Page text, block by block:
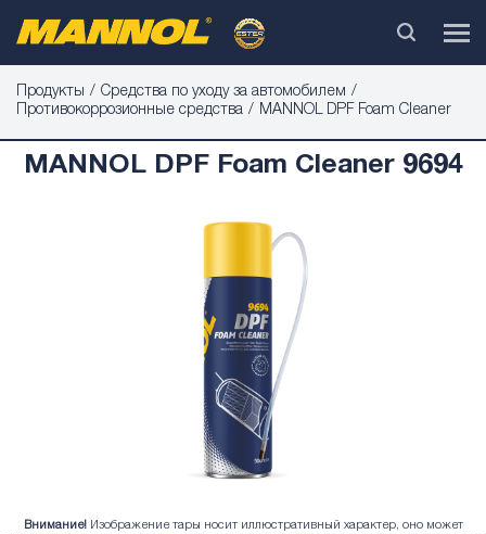
Продукты
Средства по уходу за автомобилем
Противокоррозионные средства
MANNOL DPF Foam Cleaner
MANNOL DPF Foam Cleaner 9694
Внимание! Изображение тары носит иллюстративный характер, оно может